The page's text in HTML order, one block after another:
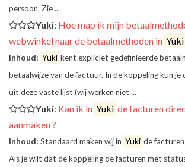
persoon. Zie ...
Yuki: Hoe map ik mijn
webwinkel naar de betaalmethoden in Yuki
Inhoud: Yuki kent expliciet gedefinieerde
betaalwijze van de factuur. In de koppeling kun je
uit deze vaste lijst (wij werken niet ...
Yuki: Kan ik in Yuki de facturen
aanmaken ?
Inhoud: Standaard maken wij in Yuki de
Als je wilt dat de koppeling de facturen met